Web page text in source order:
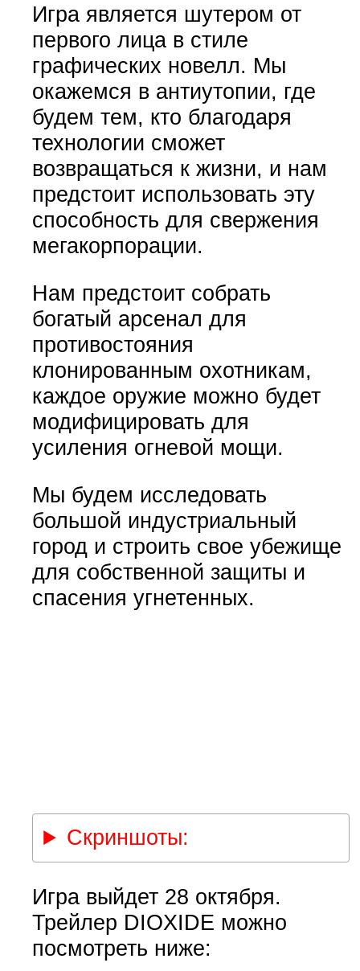
Игра является шутером от
первого лица в стиле
графических новелл. Мы
окажемся в антиутопии, где
будем тем, кто благодаря
технологии сможет
возвращаться к жизни, и нам
предстоит использовать эту
способность для свержения
мегакорпорации.
Нам предстоит собрать
богатый арсенал для
противостояния
клонированным охотникам,
каждое оружие можно будет
модифицировать для
усиления огневой мощи.
Мы будем исследовать
большой индустриальный
город и строить свое убежище
для собственной защиты и
спасения угнетенных.
Скриншоты:
Игра выйдет 28 октября.
Трейлер DIOXIDE можно
посмотреть ниже: